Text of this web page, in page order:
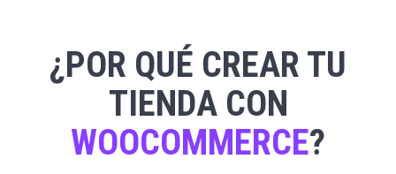
¿POR QUÉ CREAR TU
TIENDA CON
WOOCOMMERCE?